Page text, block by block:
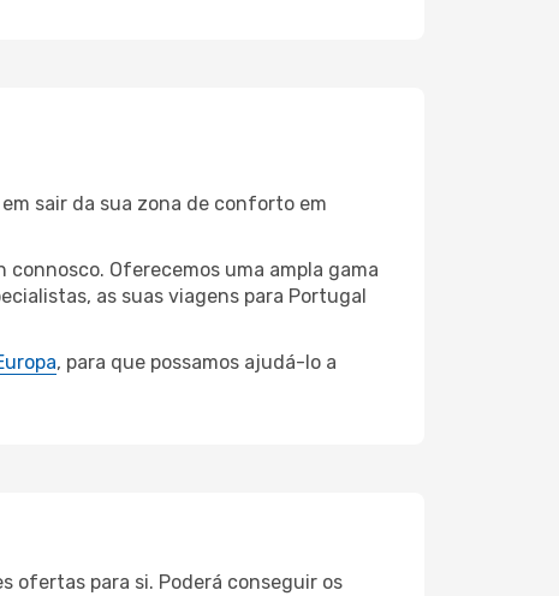
sair da sua zona de conforto em
Oferecemos uma ampla gama
as suas viagens para Portugal
, para que possamos ajudá-lo a
ofertas para si. Poderá conseguir os